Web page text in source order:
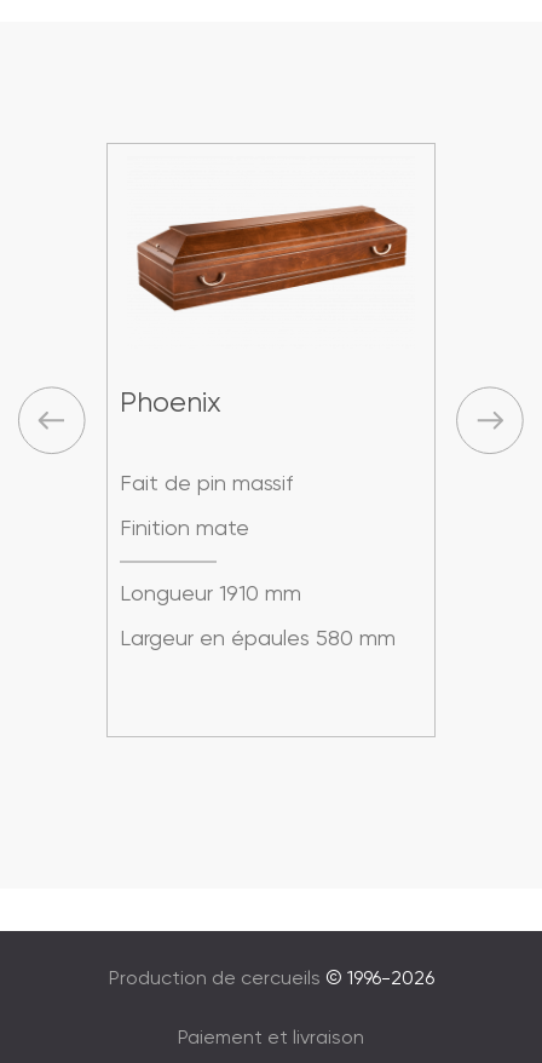
Phoenix
Fait de pin massif
Finition mate
Longueur 1910 mm
Largeur en épaules 580 mm
Production de cercueils © 1996-2026
Paiement et livraison